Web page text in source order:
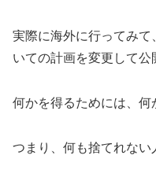
実際に海外に行ってみ
いての計画を変更して公
何かを得るためには、何
つまり、何も捨てれない